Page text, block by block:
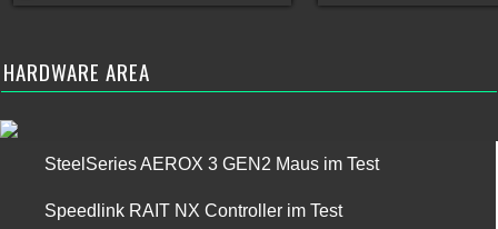
HARDWARE AREA
SteelSeries AEROX 3 GEN2 Maus im Test
Speedlink RAIT NX Controller im Test